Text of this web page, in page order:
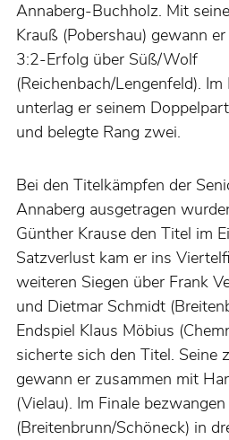
Annaberg-Buchholz. Mit
Krauß (Pobershau) gewann
3:2-Erfolg über Süß/Wolf
(Reichenbach/Lengenfeld).
unterlag er seinem
und belegte Rang zwei.
Bei den Titelkämpfen der
Annaberg ausgetragen
Günther Krause den Titel im
Satzverlust kam er ins
weiteren Siegen über Frank
und Dietmar Schmidt
Endspiel Klaus Möbius
sicherte sich den Titel. Seine
gewann er zusammen mit
(Vielau). Im Finale
(Breitenbrunn/Schöneck) in